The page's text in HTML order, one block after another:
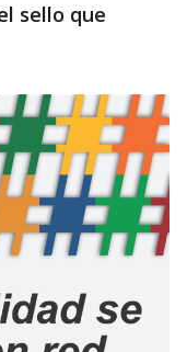
sello que